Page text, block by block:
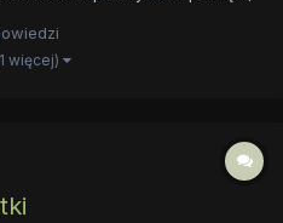
np ta kreskówka czy
więcej)